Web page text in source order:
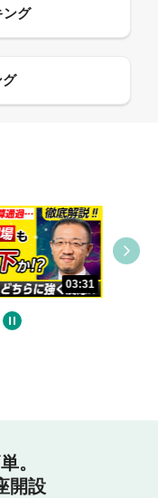
03:31
。
開設